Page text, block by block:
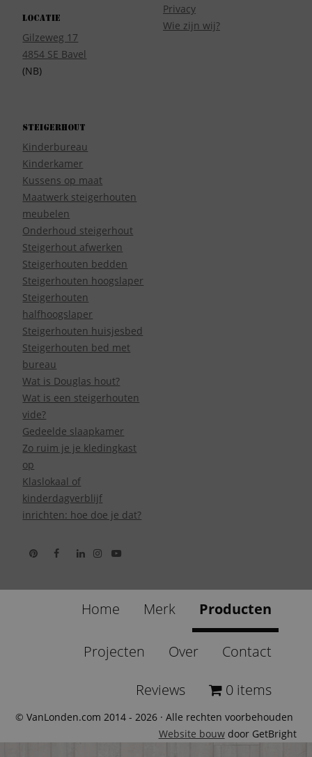
Locatie
Gilzeweg 17
4854 SE Bavel
(NB)
Privacy
Wie zijn wij?
Steigerhout
Kinderbureau
Kinderkamer
Kussens op maat
Maatwerk steigerhouten
meubelen
Onderhoud steigerhout
Steigerhout afwerken
Steigerhouten bedden
Steigerhouten hoogslaper
Steigerhouten
halfhoogslaper
Steigerhouten huisjesbed
Steigerhouten bed met
bureau
Wat is Douglas hout?
Wat is een steigerhouten
vide?
Gedeelde slaapkamer
Zo ruim je je kledingkast
op
Klaslokaal of
kinderdagverblijf
inrichten: hoe doe je dat?
Home Merk Producten
Projecten Over Contact
Reviews 0 items
© VanLonden.com 2014 - 2026 · Alle rechten voorbehouden
Website bouwdoor GetBright